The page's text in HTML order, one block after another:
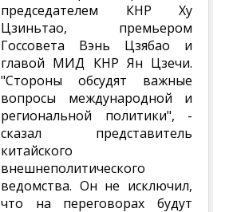
председателем КНР Ху
Цзиньтао, премьером
Госсовета Вэнь Цзябао и
главой МИД КНР Ян Цзечи.
"Стороны обсудят важные
вопросы международной и
региональной политики", -
сказал представитель
китайского
внешнеполитического
ведомства. Он не исключил,
что на переговорах будут